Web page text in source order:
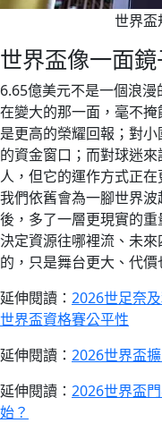
世界盃
世界盃像一面鏡
6.65億美元不是一個浪
在變大的那一面，毫不
是更高的榮耀回報；對
的資金窗口；而對球迷
人，但它的運作方式正
我們依舊會為一腳世界
後，多了一層更現實的
決定資源往哪裡流、未
的，只是舞台更大、代價
延伸閱讀： 2026世足奈
世界盃資格賽公平性
延伸閱讀： 2026世界盃
延伸閱讀： 2026世界盃
始？